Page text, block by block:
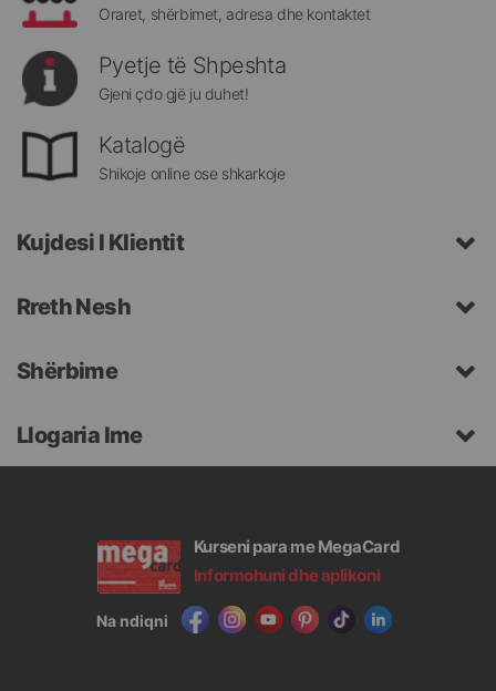
Oraret, shërbimet, adresa dhe kontaktet
Pyetje të Shpeshta
Gjeni çdo gjë ju duhet!
Katalogë
Shikoje online ose shkarkoje
Kujdesi I Klientit
Rreth Nesh
Shërbime
Llogaria Ime
Kurseni para me MegaCard
Informohuni dhe aplikoni
Na ndiqni